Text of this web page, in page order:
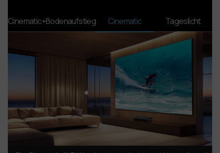
Cinematic+Bodenaufstieg Cinematic Tageslicht